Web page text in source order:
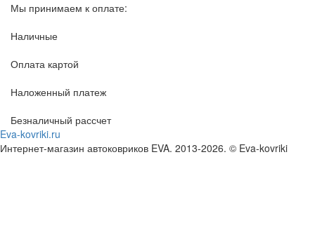
Мы принимаем к оплате:
Наличные
Оплата картой
Наложенный платеж
Безналичный рассчет
Eva-kovriki.ru
Интернет-магазин автоковриков EVA. 2013-2026. © Eva-kovriki